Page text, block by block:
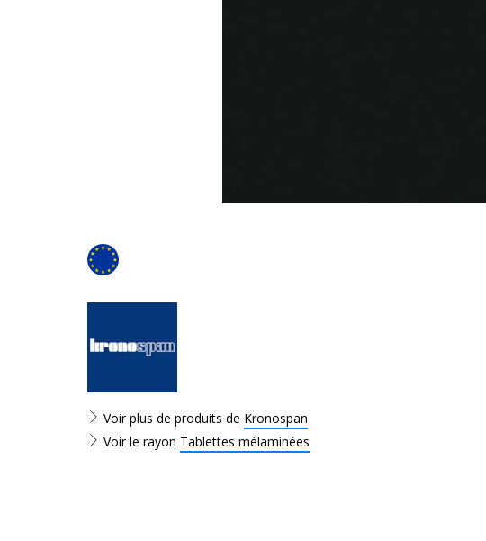
Voir plus de produits de Kronospan
Voir le rayon Tablettes mélaminées